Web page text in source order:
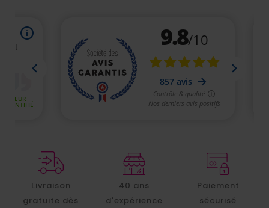
Livraison
gratuite dès
40 ans
d'expérience
Paiement
sécurisé